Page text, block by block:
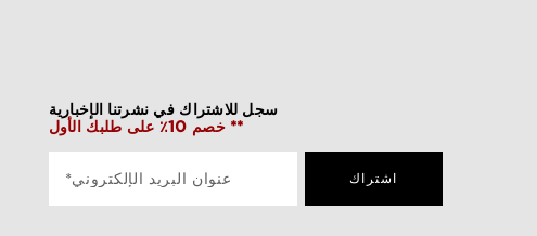
سجل للاشتراك في نشرتنا الإخبارية
خصم 10٪ على طلبك الأول **
*عنوان البريد الإلكتروني اشتراك